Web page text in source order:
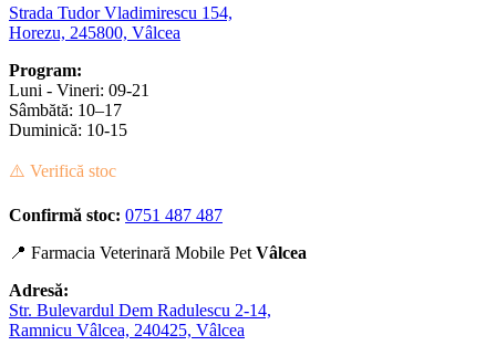
Strada Tudor Vladimirescu 154,
Horezu, 245800, Vâlcea
Program:
Luni - Vineri: 09-21
Sâmbătă: 10–17
Duminică: 10-15
⚠️ Verifică stoc
Confirmă stoc: 0751 487 487
📍 Farmacia Veterinară Mobile Pet Vâlcea
Adresă:
Str. Bulevardul Dem Radulescu 2-14,
Ramnicu Vâlcea, 240425, Vâlcea